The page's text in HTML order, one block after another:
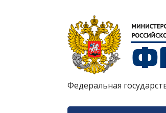
Федеральная